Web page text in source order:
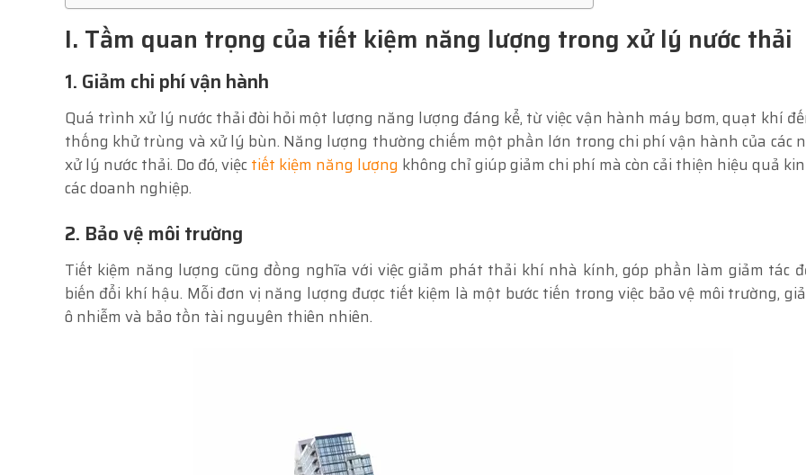
I. Tầm quan trọng của tiết kiệm năng lượng trong xử lý nước thải
1. Giảm chi phí vận hành
Quá trình xử lý nước thải đòi hỏi một lượng năng lượng đáng kể, từ việc vận hành máy bơm, quạt khí
thống khử trùng và xử lý bùn. Năng lượng thường chiếm một phần lớn trong chi phí vận hành của các
xử lý nước thải. Do đó, việctiết kiệm năng lượng không chỉ giúp giảm chi phí mà còn cải thiện hiệu quả
các doanh nghiệp.
2. Bảo vệ môi trường
Tiết kiệm năng lượng cũng đồng nghĩa với việc giảm phát thải khí nhà kính, góp phần làm giảm tác
biến đổi khí hậu. Mỗi đơn vị năng lượng được tiết kiệm là một bước tiến trong việc bảo vệ môi trường,
ô nhiễm và bảo tồn tài nguyên thiên nhiên.